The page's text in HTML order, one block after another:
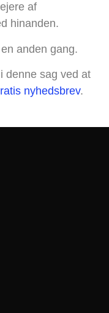
af
hinanden.
anden gang.
denne sag ved at
nyhedsbrev.